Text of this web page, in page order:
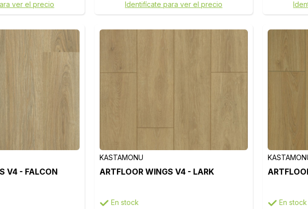
ver el precio Identifícate para ver el precio
V4 - FALCON
KASTAMONU
ARTFLOOR WINGS V4 - LARK
En stock En stock